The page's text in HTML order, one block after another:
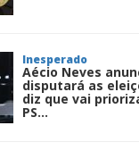
Inesperado
Aécio Neves
disputará as
diz que vai
PS...